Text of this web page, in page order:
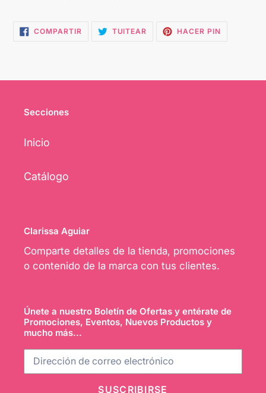
COMPARTIRCOMPARTIR
EN
TUITEAR TUITEARHACER PINPINEAR
EN
Secciones
Inicio
Catálogo
Clarissa Aguiar
Comparte detalles de la tienda, promociones
o contenido de la marca con tus clientes.
Únete a nuestro Boletín de Ofertas y entérate de
Promociones, Eventos, Nuevos Productos y
mucho más...
SUSCRIBIRSE